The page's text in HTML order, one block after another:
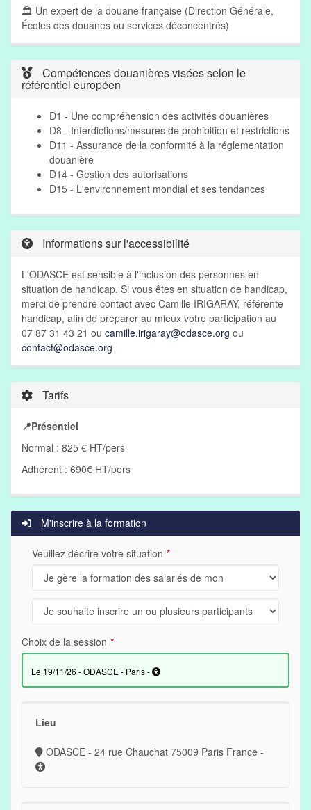
🏛 Un expert de la douane française (Direction Générale,
Écoles des douanes ou services déconcentrés)
Compétences douanières visées selon le
référentiel européen
D1 - Une compréhension des activités douanières
D8 - Interdictions/mesures de prohibition et restrictions
D11 - Assurance de la conformité à la réglementation
douanière
D14 - Gestion des autorisations
D15 - L'environnement mondial et ses tendances
Informations sur l'accessibilité
L'ODASCE est sensible à l'inclusion des personnes en
situation de handicap. Si vous êtes en situation de handicap,
merci de prendre contact avec Camille IRIGARAY, référente
handicap, afin de préparer au mieux votre participation au
07 87 31 43 21 ou camille.irigaray@odasce.org ou
contact@odasce.org
Tarifs
📍Présentiel
Normal : 825 € HT/pers
Adhérent : 690€ HT/pers
M'inscrire à la formation
Veuillez décrire votre situation
Choix de la session
le 19/11/26 - ODASCE - Paris -
Lieu
ODASCE - 24 rue Chauchat 75009 Paris France -